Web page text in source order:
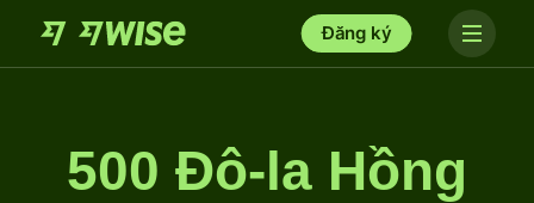
Đăng ký
500 Đô-la Hồng